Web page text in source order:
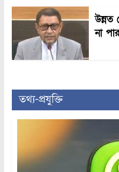
উন্নত
না
তথ্য-প্রযুক্তি